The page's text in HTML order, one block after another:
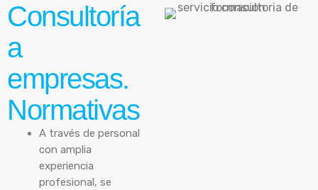
Consultoría
a
empresas.
Normativas
A través de personal
con amplia
experiencia
profesional, se